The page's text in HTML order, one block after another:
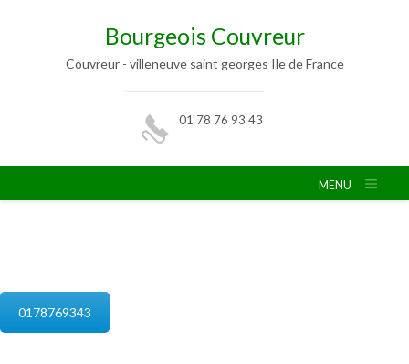
Bourgeois Couvreur
Couvreur - villeneuve saint georges Ile de France
01 78 76 93 43
MENU
0178769343